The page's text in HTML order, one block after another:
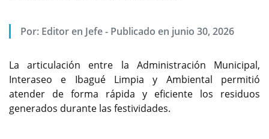
Por: Editor en Jefe- Publicado en junio 30, 2026
La articulación entre la Administración Municipal,
Interaseo e Ibagué Limpia y Ambiental permitió
atender de forma rápida y eficiente los residuos
generados durante las festividades.